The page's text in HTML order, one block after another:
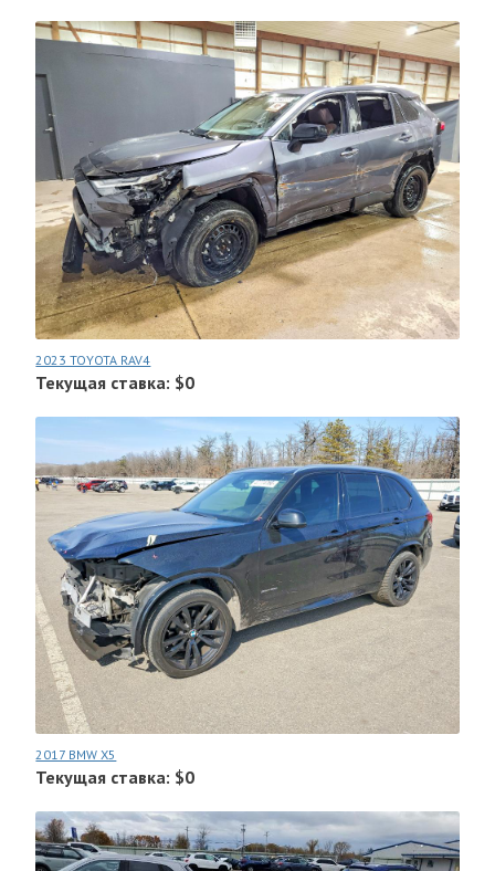
2023 TOYOTA RAV4
Текущая ставка: $0
2017 BMW X5
Текущая ставка: $0